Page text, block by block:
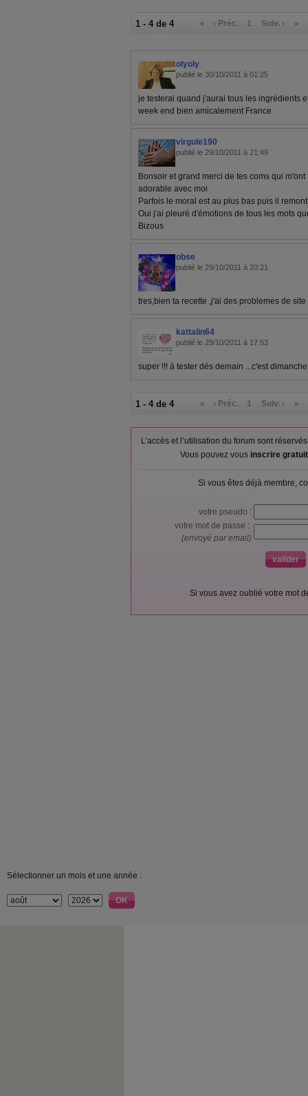
1 - 4 de 4 « ‹ Préc. 1 Suiv. › »
olyoly
publié le 30/10/2011 à 01:25
je testerai quand j'aurai tous les ingrédients
week end bien amicalement France
virgule190
publié le 29/10/2011 à 21:49
Bonsoir et grand merci de tes coms qui
adorable avec moi
Parfois le moral est au plus bas puis il
Oui j'ai pleuré d'émotions de tous les mots
Bizous
obse
publié le 29/10/2011 à 20:21
tres,bien ta recette ,j'ai des problemes de
kattalin64
publié le 29/10/2011 à 17:53
super !!! à tester dés demain ...c'est
1 - 4 de 4 « ‹ Préc. 1 Suiv. › »
L’accès et l’utilisation du forum sont
Vous pouvez vous inscrire
Si vous êtes déjà membre,
votre pseudo :
votre mot de passe :
(envoyé par email)
Si vous avez oublié votre mot
Sélectionner un mois et une année :